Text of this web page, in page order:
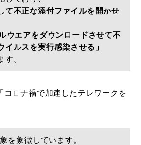
て不正な添付ファイルを開かせ
ウエアをダウンロードさせて不
イルスを実行感染させる」
す。
コロナ禍で加速したテレワークを
を象徴しています。